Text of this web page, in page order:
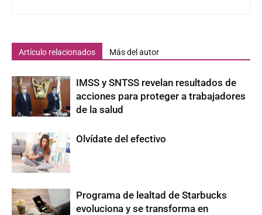
Artículo relacionados Más del autor
IMSS y SNTSS revelan resultados de
acciones para proteger a trabajadores
de la salud
Olvídate del efectivo
Programa de lealtad de Starbucks
evoluciona y se transforma en